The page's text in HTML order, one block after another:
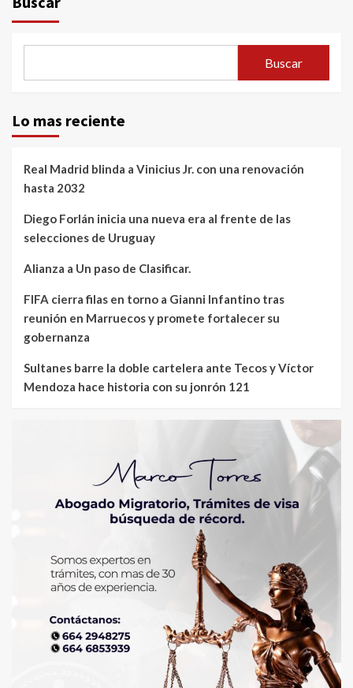
Buscar
Lo mas reciente
Real Madrid blinda a Vinicius Jr. con una renovación
hasta 2032
Diego Forlán inicia una nueva era al frente de las
selecciones de Uruguay
Alianza a Un paso de Clasificar.
FIFA cierra filas en torno a Gianni Infantino tras
reunión en Marruecos y promete fortalecer su
gobernanza
Sultanes barre la doble cartelera ante Tecos y Víctor
Mendoza hace historia con su jonrón 121